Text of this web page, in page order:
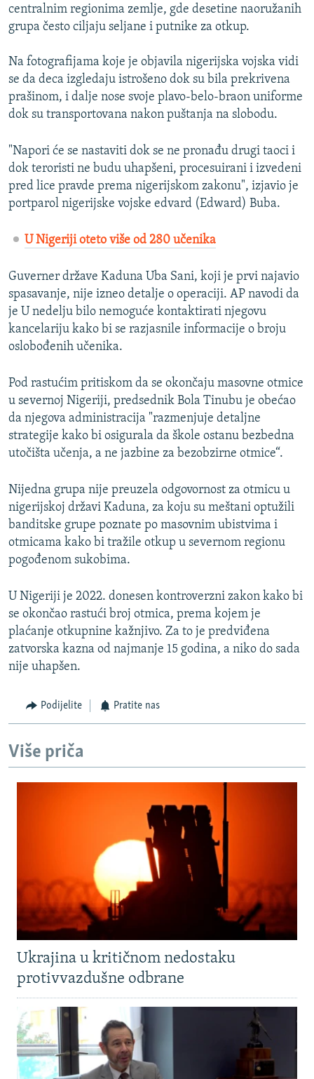
centralnim regionima zemlje, gde desetine naoružanih
grupa često ciljaju seljane i putnike za otkup.
Na fotografijama koje je objavila nigerijska vojska vidi
se da deca izgledaju istrošeno dok su bila prekrivena
prašinom, i dalje nose svoje plavo-belo-braon uniforme
dok su transportovana nakon puštanja na slobodu.
"Napori će se nastaviti dok se ne pronađu drugi taoci i
dok teroristi ne budu uhapšeni, procesuirani i izvedeni
pred lice pravde prema nigerijskom zakonu", izjavio je
portparol nigerijske vojske edvard (Edward) Buba.
U Nigeriji oteto više od 280 učenika
Guverner države Kaduna Uba Sani, koji je prvi najavio
spasavanje, nije izneo detalje o operaciji. AP navodi da
je U nedelju bilo nemoguće kontaktirati njegovu
kancelariju kako bi se razjasnile informacije o broju
oslobođenih učenika.
Pod rastućim pritiskom da se okončaju masovne otmice
u severnoj Nigeriji, predsednik Bola Tinubu je obećao
da njegova administracija "razmenjuje detaljne
strategije kako bi osigurala da škole ostanu bezbedna
utočišta učenja, a ne jazbine za bezobzirne otmice“.
Nijedna grupa nije preuzela odgovornost za otmicu u
nigerijskoj državi Kaduna, za koju su meštani optužili
banditske grupe poznate po masovnim ubistvima i
otmicama kako bi tražile otkup u severnom regionu
pogođenom sukobima.
U Nigeriji je 2022. donesen kontroverzni zakon kako bi
se okončao rastući broj otmica, prema kojem je
plaćanje otkupnine kažnjivo. Za to je predviđena
zatvorska kazna od najmanje 15 godina, a niko do sada
nije uhapšen.
Podijelite Pratite nas
Više priča
Ukrajina u kritičnom nedostaku
protivvazdušne odbrane